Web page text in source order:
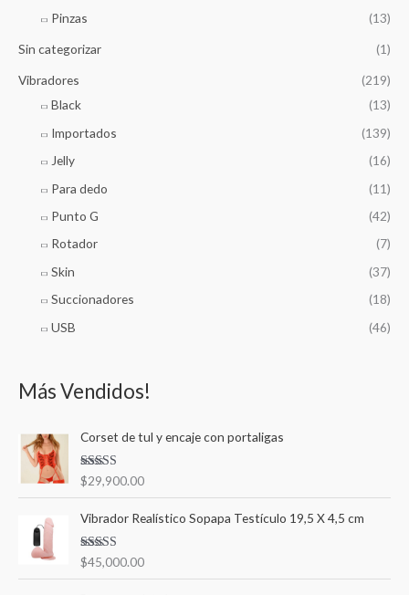
Pinzas
(13)
Sin categorizar (1)
Vibradores
(219)
Black
(13)
Importados
(139)
Jelly
(16)
Para dedo
(11)
Punto G
(42)
Rotador
(7)
Skin
(37)
Succionadores
(18)
USB
(46)
Más Vendidos!
Corset de tul y encaje con portaligas
Valorado en
5.00de 5
$29,900.00
Vibrador Realístico Sopapa Testículo 19,5 X 4,5 cm
Valorado en
5.00de 5
$45,000.00